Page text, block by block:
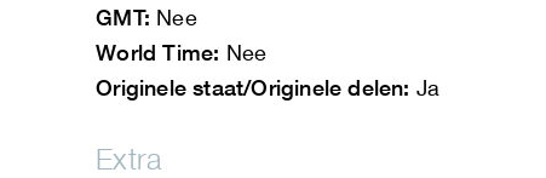
GMT: Nee
World Time: Nee
Originele staat/Originele delen: Ja
Extra